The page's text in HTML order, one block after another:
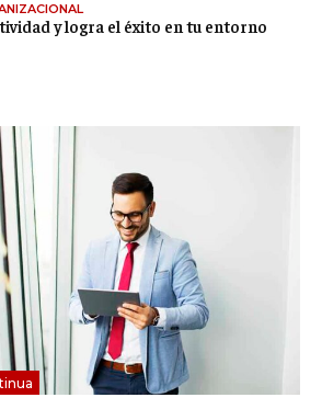
y logra el éxito en tu entorno